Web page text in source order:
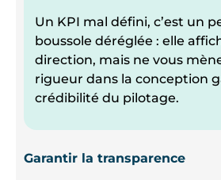
Un KPI mal défini, c’est un
boussole déréglée : elle
direction, mais ne vous
rigueur dans la conception
crédibilité du pilotage.
Garantir la transparence